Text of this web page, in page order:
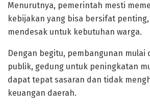
Menurutnya, pemerintah mesti
kebijakan yang bisa bersifat
mendesak untuk kebutuhan warga.
Dengan begitu, pembangunan mulai
publik, gedung untuk peningkatan
dapat tepat sasaran dan tidak
keuangan daerah.